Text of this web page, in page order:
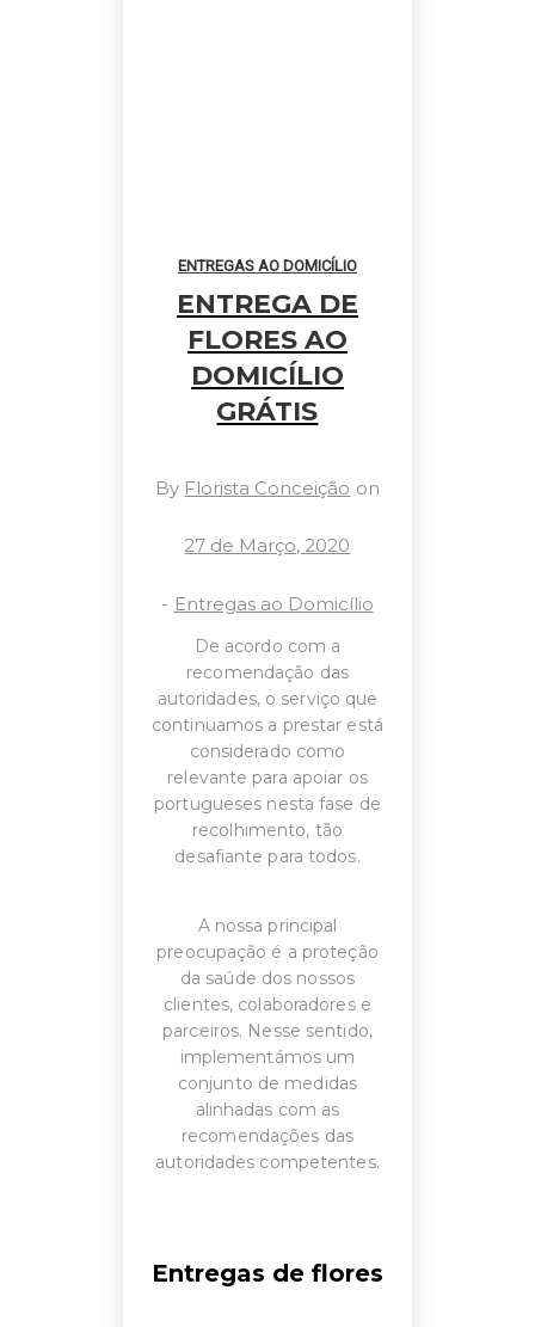
O SEU CARRINHO ESTÁ
VAZIO!
VOLTAR À LOJA
ENTREGAS AO DOMICÍLIO
ENTREGA DE
FLORES AO
DOMICÍLIO
GRÁTIS
By Florista Conceição on
27 de Março, 2020
- Entregas ao Domicílio
De acordo com a
recomendação das
autoridades, o serviço que
continuamos a prestar está
considerado como
relevante para apoiar os
portugueses nesta fase de
recolhimento, tão
desafiante para todos.
A nossa principal
preocupação é a proteção
da saúde dos nossos
clientes, colaboradores e
parceiros. Nesse sentido,
implementámos um
conjunto de medidas
alinhadas com as
recomendações das
autoridades competentes.
Entregas de flores